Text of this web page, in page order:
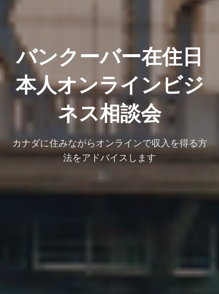
バンクーバー在住日
本人オンラインビジ
ネス相談会
カナダに住みながらオンラインで収入を得る方
法をアドバイスします